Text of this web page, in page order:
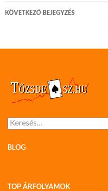
KÖVETKEZŐ BEJEGYZÉS
Keresés:
BLOG
TOP ÁRFOLYAMOK